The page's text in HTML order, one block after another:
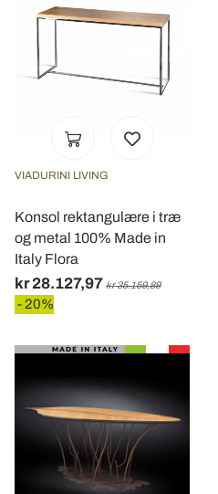
VIADURINI LIVING
Konsol rektangulære i træ
og metal 100% Made in
Italy Flora
kr 28.127,97 kr 35.159,89
- 20%